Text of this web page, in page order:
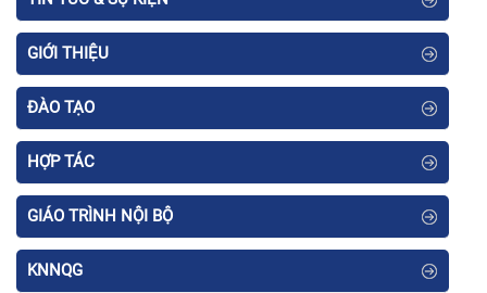
GIỚI THIỆU
ĐÀO TẠO
HỢP TÁC
GIÁO TRÌNH NỘI BỘ
KNNQG